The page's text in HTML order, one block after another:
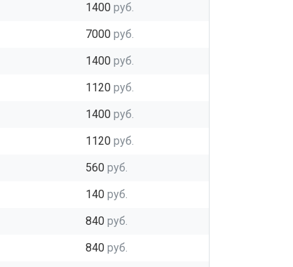
1400 руб.
7000 руб.
1400 руб.
1120 руб.
1400 руб.
1120 руб.
560 руб.
140 руб.
840 руб.
840 руб.